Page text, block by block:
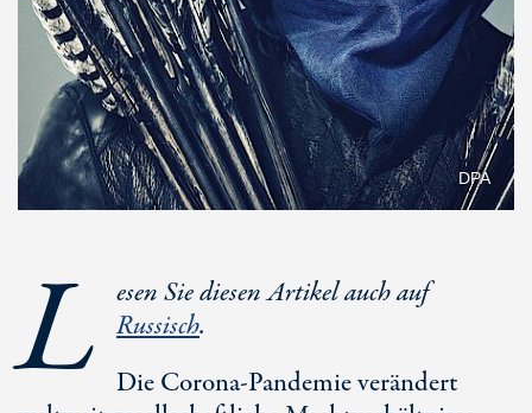
DPA
L esen Sie diesen Artikel auch auf
Russisch.
Die Corona-Pandemie verändert